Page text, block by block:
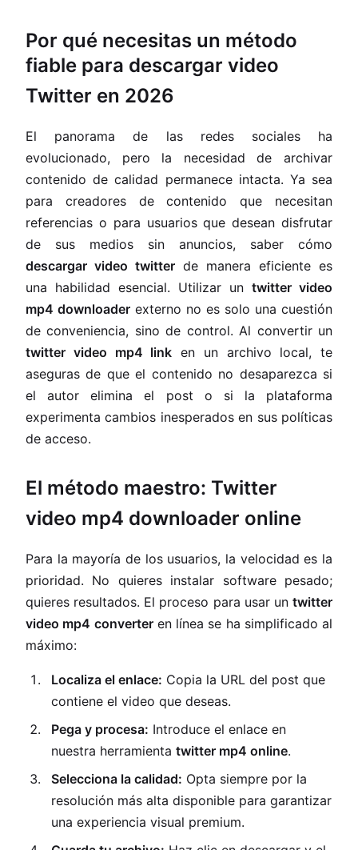
Por qué necesitas un método
fiable para descargar video
Twitter en 2026
El panorama de las redes sociales ha
evolucionado, pero la necesidad de archivar
contenido de calidad permanece intacta. Ya sea
para creadores de contenido que necesitan
referencias o para usuarios que desean disfrutar
de sus medios sin anuncios, saber cómo
descargar video twitter de manera eficiente es
una habilidad esencial. Utilizar un twitter video
mp4 downloader externo no es solo una cuestión
de conveniencia, sino de control. Al convertir un
twitter video mp4 link en un archivo local, te
aseguras de que el contenido no desaparezca si
el autor elimina el post o si la plataforma
experimenta cambios inesperados en sus políticas
de acceso.
El método maestro: Twitter
video mp4 downloader online
Para la mayoría de los usuarios, la velocidad es la
prioridad. No quieres instalar software pesado;
quieres resultados. El proceso para usar un twitter
video mp4 converteren línea se ha simplificado al
máximo:
Localiza el enlace: Copia la URL del post que
contiene el video que deseas.
Pega y procesa: Introduce el enlace en
nuestra herramienta twitter mp4 online.
Selecciona la calidad: Opta siempre por la
resolución más alta disponible para garantizar
una experiencia visual premium.